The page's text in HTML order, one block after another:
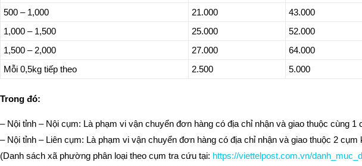
500 – 1,000
21.000 43.000
1,000 – 1,500
25.000 52.000
1,500 – 2,000
27.000 64.000
Mỗi 0,5kg tiếp theo
2.500 5.000
Trong đó:
– Nội tỉnh – Nội cụm: Là phạm vi vận chuyển đơn hàng có địa chỉ nhận và giao thuộc cùng 1
– Nội tỉnh – Liên cụm: Là phạm vi vận chuyển đơn hàng có địa chỉ nhận và giao thuộc 2 cụm
(Danh sách xã phường phân loại theo cụm tra cứu tại: https://viettelpost.com.vn/